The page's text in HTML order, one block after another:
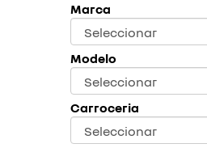
Marca
Modelo
Carroceria